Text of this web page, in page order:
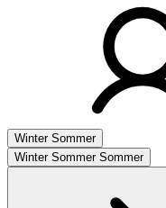
Winter Sommer
Winter Sommer Sommer